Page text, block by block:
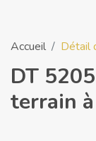
Accueil Détail
DT
terrain